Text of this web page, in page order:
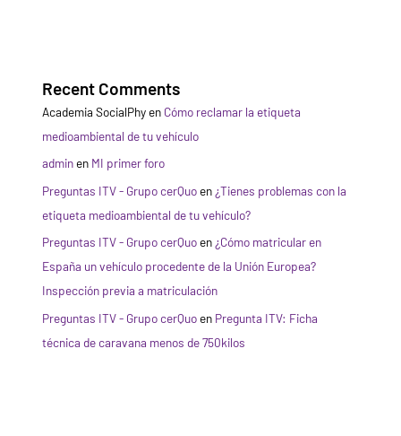
Recent Comments
Academia SocialPhyen Cómo reclamar la etiqueta
medioambiental de tu vehículo
adminen MI primer foro
Preguntas ITV - Grupo cerQuoen ¿Tienes problemas con la
etiqueta medioambiental de tu vehículo?
Preguntas ITV - Grupo cerQuoen ¿Cómo matricular en
España un vehículo procedente de la Unión Europea?
Inspección previa a matriculación
Preguntas ITV - Grupo cerQuoen Pregunta ITV: Ficha
técnica de caravana menos de 750kilos